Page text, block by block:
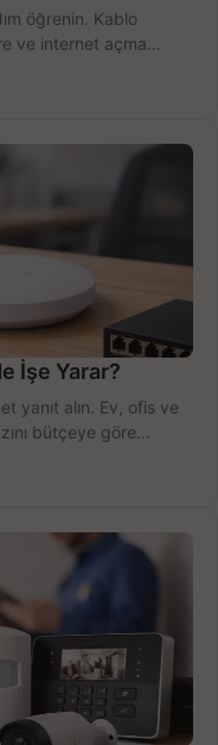
öğrenin. Kablo
ve internet açma
İşe Yarar?
yanıt alın. Ev, ofis ve
bütçeye göre